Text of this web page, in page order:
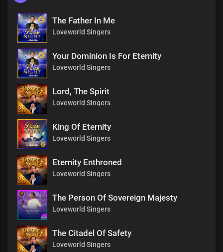
The Father In Me
Loveworld Singers
Your Dominion Is For Eternity
Loveworld Singers
Lord, The Spirit
Loveworld Singers
King Of Eternity
Loveworld Singers
Eternity Enthroned
Loveworld Singers
The Person Of Sovereign Majesty
Loveworld Singers
The Citadel Of Safety
Loveworld Singers